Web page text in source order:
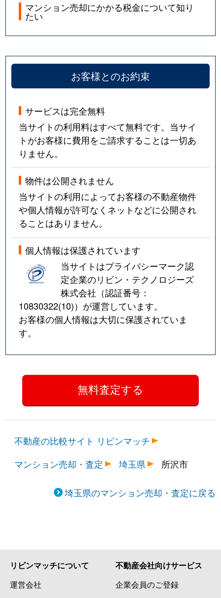
マンション売却にかかる税金について知り
たい
お客様とのお約束
サービスは完全無料
当サイトの利用料はすべて無料です。当サイ
トがお客様に費用をご請求することは一切あ
りません。
物件は公開されません
当サイトの利用によってお客様の不動産物件
や個人情報が許可なくネットなどに公開され
ることはありません。
個人情報は保護されています
当サイトはプライバシーマーク認
定企業のリビン・テクノロジーズ
株式会社（認証番号：
10830322(10)）が運営しています。
お客様の個人情報は大切に保護されていま
す。
不動産の比較サイト リビンマッチ
マンション売却・査定
埼玉県 所沢市
埼玉県のマンション売却・査定に戻る
リビンマッチについて
運営会社
不動産会社向けサービス
企業会員のご登録